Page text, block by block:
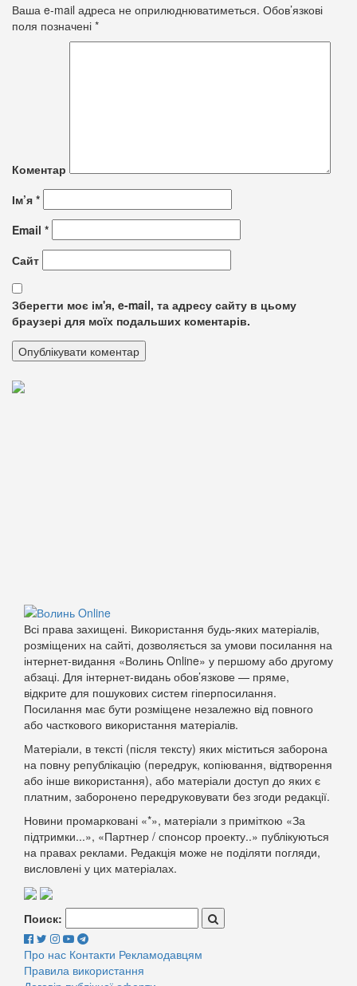
Ваша e-mail адреса не оприлюднюватиметься. Обов’язкові
поля позначені *
Коментар
Ім’я *
Email *
Сайт
Зберегти моє ім'я, e-mail, та адресу сайту в цьому
браузері для моїх подальших коментарів.
Всі права захищені. Використання будь-яких матеріалів,
розміщених на сайті, дозволяється за умови посилання на
інтернет-видання «Волинь Online» у першому або другому
абзаці. Для інтернет-видань обов’язкове — пряме,
відкрите для пошукових систем гіперпосилання.
Посилання має бути розміщене незалежно від повного
або часткового використання матеріалів.
Матеріали, в тексті (після тексту) яких міститься заборона
на повну републікацію (передрук, копіювання, відтворення
або інше використання), або матеріали доступ до яких є
платним, заборонено передруковувати без згоди редакції.
Новини промарковані «*», матеріали з приміткою «За
підтримки...», «Партнер / спонсор проекту..» публікуються
на правах реклами. Редакція може не поділяти погляди,
висловлені у цих матеріалах.
Поиск:
Про нас Контакти Рекламодавцям
Правила використання